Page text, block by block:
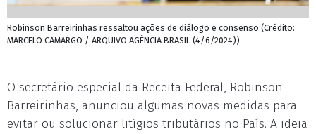
Robinson Barreirinhas ressaltou ações de diálogo e consenso (Crédito:
MARCELO CAMARGO / ARQUIVO AGÊNCIA BRASIL (4/6/2024))
O secretário especial da Receita Federal, Robinson
Barreirinhas, anunciou algumas novas medidas para
evitar ou solucionar litígios tributários no País. A ideia